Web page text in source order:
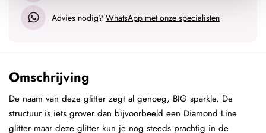
Advies nodig? WhatsApp met onze specialisten
Omschrijving
De naam van deze glitter zegt al genoeg, BIG sparkle. De
structuur is iets grover dan bijvoorbeeld een Diamond Line
glitter maar deze glitter kun je nog steeds prachtig in de